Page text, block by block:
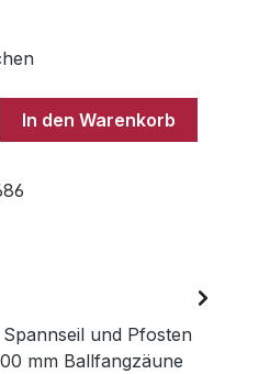
Gib den
In den Warenkorb
und Pfosten
mm Ballfangzäune